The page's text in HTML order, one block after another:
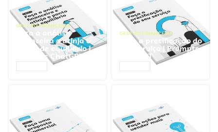
GESTÃO FINANCEIRA
Faça a análise
financeira e atinja o
ponto de equilíbrio |
Prompts ChatGPT
GESTÃO FINANCEIRA
Faça a precificação do
seu serviço | Prompts
ChatGPT